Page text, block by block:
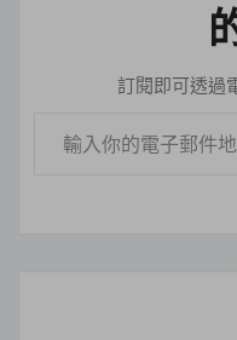
訂閱即可透過